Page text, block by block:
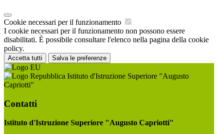
Cookie necessari per il funzionamento
I cookie necessari per il funzionamento non possono essere
disabilitati. È possibile consultare l'elenco nella pagina della cookie
policy.
Accetta tutti Salva le preferenze
Istituto d'Istruzione Superiore "Augusto
Capriotti"
Contatti
Istituto d'Istruzione Superiore "Augusto Capriotti"